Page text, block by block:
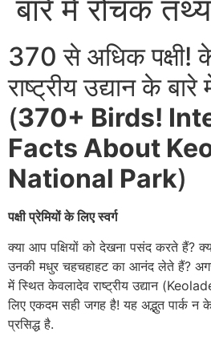
बारे में रोचक तथ्य
370 से अधिक पक्षी!
राष्ट्रीय उद्यान के
(370+ Birds!
Facts About
National Park)
पक्षी प्रेमियों के लिए स्वर्ग
क्या आप पक्षियों को देखना पसंद करते हैं?
उनकी मधुर चहचहाहट का आनंद लेते हैं?
में स्थित केवलादेव राष्ट्रीय उद्यान
लिए एकदम सही जगह है! यह अद्भुत पार्क न
प्रसिद्ध है.